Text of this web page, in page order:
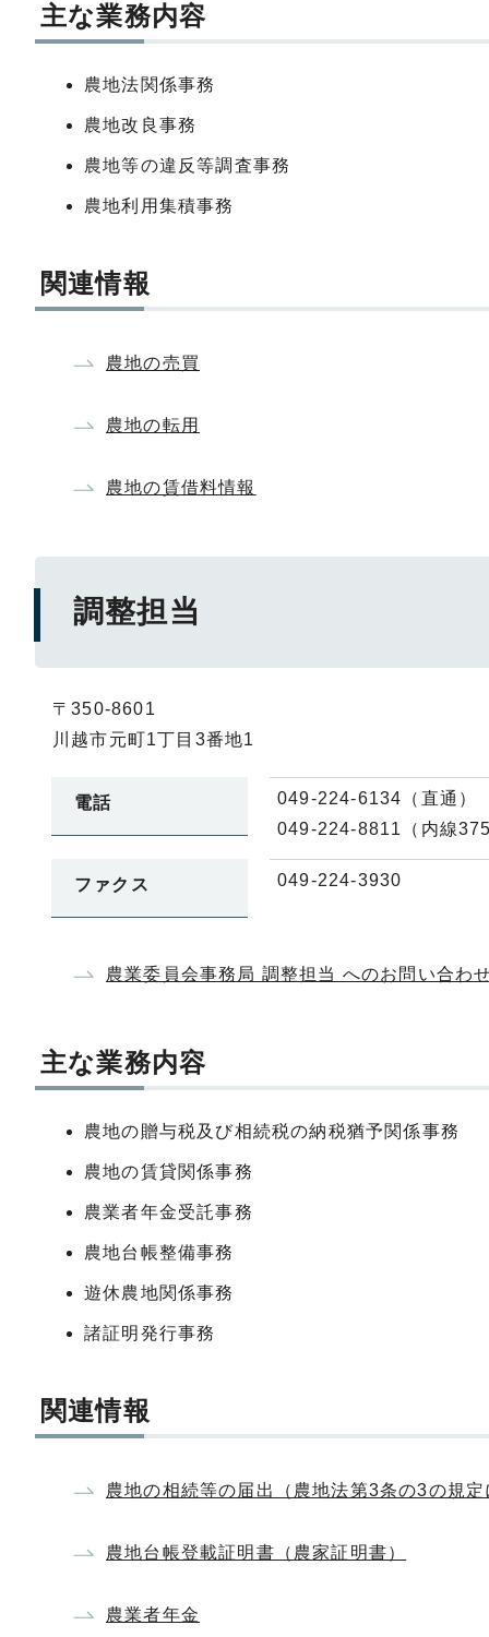
主な業務内容
農地法関係事務
農地改良事務
農地等の違反等調査事務
農地利用集積事務
関連情報
農地の売買
農地の転用
農地の賃借料情報
調整担当
〒350-8601
川越市元町1丁目3番地1
電話
049-224-6134（直通）
049-224-8811（内線
ファクス 049-224-3930
農業委員会事務局 調整担当 へのお問い合わ
主な業務内容
農地の贈与税及び相続税の納税猶予関係事務
農地の賃貸関係事務
農業者年金受託事務
農地台帳整備事務
遊休農地関係事務
諸証明発行事務
関連情報
農地の相続等の届出（農地法第3条の3の規定
農地台帳登載証明書（農家証明書）
農業者年金